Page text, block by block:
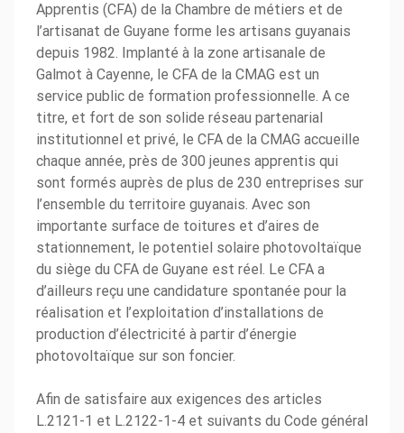
Apprentis (CFA) de la Chambre de métiers et de
l’artisanat de Guyane forme les artisans guyanais
depuis 1982. Implanté à la zone artisanale de
Galmot à Cayenne, le CFA de la CMAG est un
service public de formation professionnelle. A ce
titre, et fort de son solide réseau partenarial
institutionnel et privé, le CFA de la CMAG accueille
chaque année, près de 300 jeunes apprentis qui
sont formés auprès de plus de 230 entreprises sur
l’ensemble du territoire guyanais. Avec son
importante surface de toitures et d’aires de
stationnement, le potentiel solaire photovoltaïque
du siège du CFA de Guyane est réel. Le CFA a
d’ailleurs reçu une candidature spontanée pour la
réalisation et l’exploitation d’installations de
production d’électricité à partir d’énergie
photovoltaïque sur son foncier.
Afin de satisfaire aux exigences des articles
L.2121-1 et L.2122-1-4 et suivants du Code général